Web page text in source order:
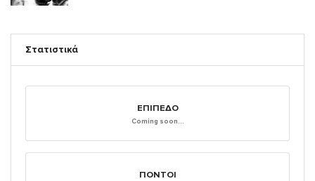
Στατιστικά
ΕΠΊΠΕΔΟ
Coming soon...
ΠΌΝΤΟΙ